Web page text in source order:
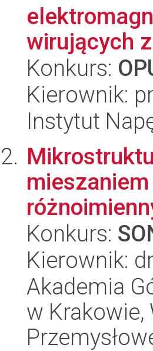
wirujących
Konkurs:
Kierownik:
Instytut
Konkurs:
Kierownik:
Akademia
w Krakowie,